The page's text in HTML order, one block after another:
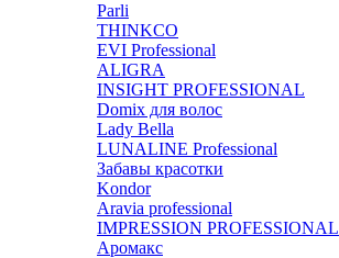
Parli
THINKCO
EVI Professional
ALIGRA
INSIGHT PROFESSIONAL
Domix для волос
Lady Bella
LUNALINE Professional
Забавы красотки
Kondor
Aravia professional
IMPRESSION PROFESSIONAL
Аромакс